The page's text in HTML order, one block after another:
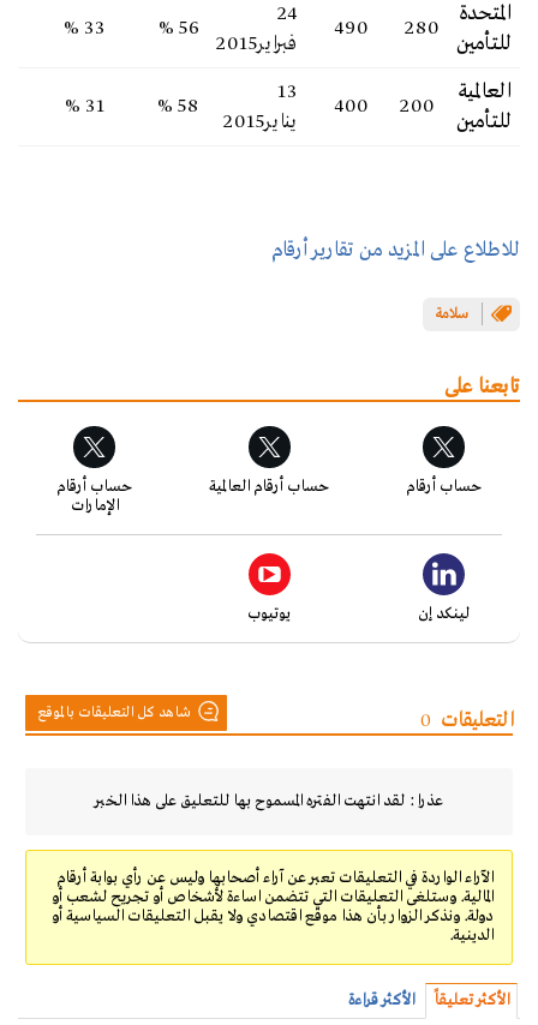
المتحدة
للتأمين
280
490
24
فبراير2015
56 %
33 %
العالمية
للتأمين
400
13
يناير2015
58 %
31 %
للاطلاع على المزيد من تقارير أرقام
سلامة
تابعنا على
حساب أرقام
الإمارات
حساب أرقام العالمية حساب أرقام
يوتيوب لينكد إن
شاهد كل التعليقات بالموقع التعليقات 0
عذرا : لقد انتهت الفتره المسموح بها للتعليق على هذا الخبر
الآراء الواردة في التعليقات تعبر عن آراء أصحابها وليس عن رأي بوابة أرقام
المالية. وستلغى التعليقات التي تتضمن اساءة لأشخاص أو تجريح لشعب أو
دولة. ونذكر الزوار بأن هذا موقع اقتصادي ولا يقبل التعليقات السياسية أو
الدينية.
الأكثر تعليقاً الأكثر قراءة